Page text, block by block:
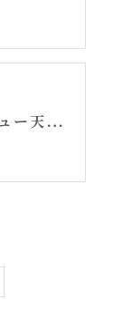
サロン人気メニュー天使の羽根ヒーリング・セッション記事です